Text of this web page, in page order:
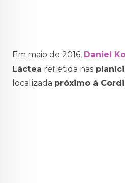
Em maio de 2016, Daniel
Láctea refletida nas
localizada próximo à